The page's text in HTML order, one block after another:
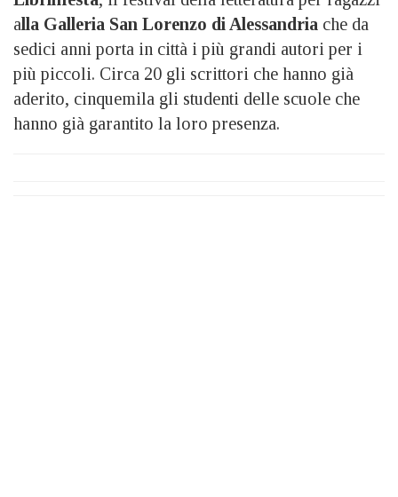
alla Galleria San Lorenzo di Alessandria che da
sedici anni porta in città i più grandi autori per i
più piccoli. Circa 20 gli scrittori che hanno già
aderito, cinquemila gli studenti delle scuole che
hanno già garantito la loro presenza.